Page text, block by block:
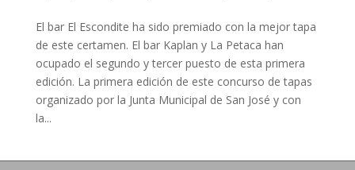
El bar El Escondite ha sido premiado con la mejor tapa
de este certamen. El bar Kaplan y La Petaca han
ocupado el segundo y tercer puesto de esta primera
edición. La primera edición de este concurso de tapas
organizado por la Junta Municipal de San José y con
la...